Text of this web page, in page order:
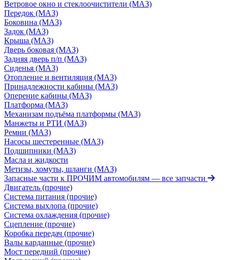
Ветровое окно и стеклоочистители (МАЗ)
Передок (МАЗ)
Боковина (МАЗ)
Задок (МАЗ)
Крыша (МАЗ)
Дверь боковая (МАЗ)
Задняя дверь п/п (МАЗ)
Сиденья (МАЗ)
Отопление и вентиляция (МАЗ)
Принадлежности кабины (МАЗ)
Оперение кабины (МАЗ)
Платформа (МАЗ)
Механизам подъёма платформы (МАЗ)
Манжеты и РТИ (МАЗ)
Ремни (МАЗ)
Насосы шестеренные (МАЗ)
Подшипники (МАЗ)
Масла и жидкости
Метизы, хомуты, шланги (МАЗ)
Запасные части к ПРОЧИМ автомобилям — все запчасти
Двигатель (прочие)
Система питания (прочие)
Система выхлопа (прочие)
Система охлаждения (прочие)
Сцепление (прочие)
Коробка передач (прочие)
Валы карданные (прочие)
Мост передний (прочие)